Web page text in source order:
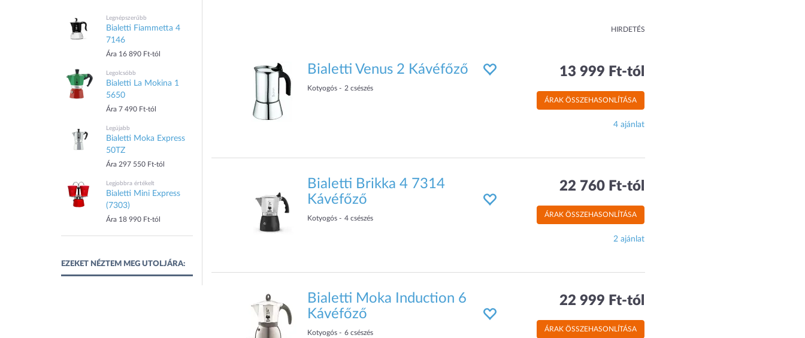
Legnépszerűbb
Bialetti Fiammetta 4
7146
Ára 16 890 Ft-tól
Legolcsóbb
Bialetti La Mokina 1
5650
Ára 7 490 Ft-tól
Legújabb
Bialetti Moka Express
50TZ
Ára 297 550 Ft-tól
Legjobbra értékelt
Bialetti Mini Express
(7303)
Ára 18 990 Ft-tól
EZEKET NÉZTEM MEG UTOLJÁRA:
HIRDETÉS
Bialetti Venus 2 Kávéfőző
Kotyogós 2 csészés
13 999 Ft-tól
ÁRAK ÖSSZEHASONLÍTÁSA
4 ajánlat
Bialetti Brikka 4 7314
Kávéfőző
Kotyogós 4 csészés
22 760 Ft-tól
ÁRAK ÖSSZEHASONLÍTÁSA
2 ajánlat
Bialetti Moka Induction 6
Kávéfőző
Kotyogós 6 csészés
22 999 Ft-tól
ÁRAK ÖSSZEHASONLÍTÁSA